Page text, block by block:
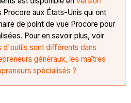
Procore aux États-Unis qui ont
de point de vue Procore pour
Pour en savoir plus, voir
d'outils sont différents dans
généraux, les maîtres
spécialisés ?